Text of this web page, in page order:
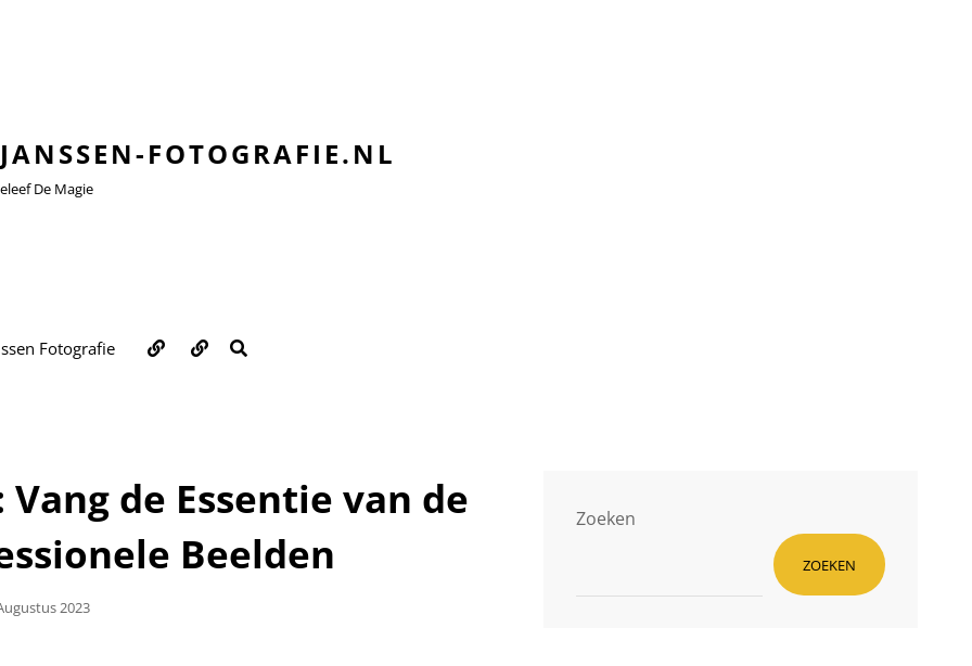
FOTOGRAFIE.NL
De Magie
Fotografie Over
ons
Contact
de Essentie van de
Beelden
2023
Zoeken
ZOEKEN